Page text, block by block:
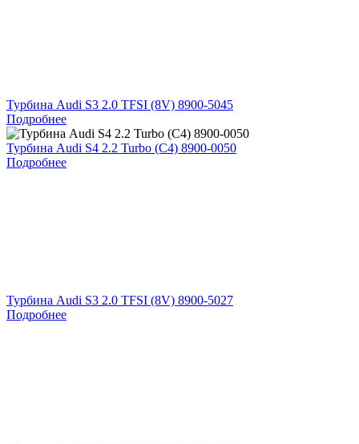
Турбина Audi S3 2.0 TFSI (8V) 8900-5045
Подробнее
Турбина Audi S4 2.2 Turbo (C4) 8900-0050
Подробнее
Турбина Audi S3 2.0 TFSI (8V) 8900-5027
Подробнее